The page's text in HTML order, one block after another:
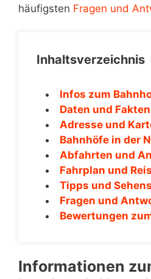
häufigsten Fragen und
Inhaltsverzeichnis
Infos zum
Daten und Fakten
Adresse und
Bahnhöfe in der
Abfahrten und
Fahrplan und
Tipps und
Fragen und
Bewertungen
Informationen